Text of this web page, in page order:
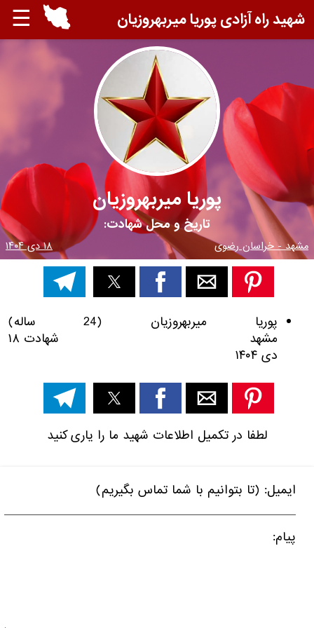
☰ شهید راه آزادی پوریا میربهروزیان
پوریا میربهروزیان
تاریخ و محل شهادت:
مشهد - خراسان رضوی ۱۸ دی ۱۴۰۴
پوریا میربهروزیان (24 ساله)
مشهد شهادت ۱۸
دی ۱۴۰۴
لطفا در تکمیل اطلاعات شهید ما را یاری کنید
ایمیل: (تا بتوانیم با شما تماس بگیریم)
پیام: